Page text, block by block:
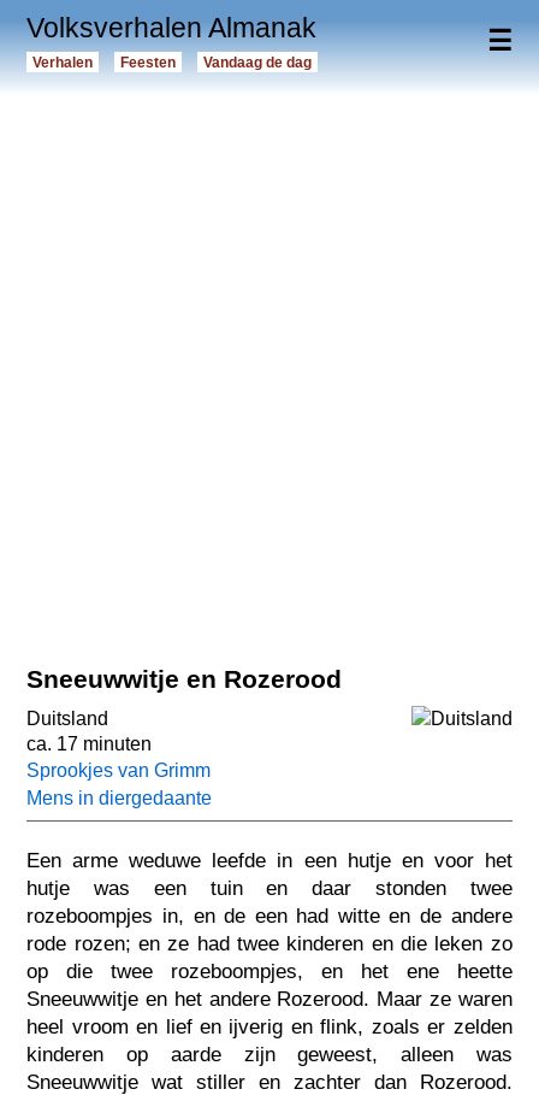
☰
Volksverhalen Almanak
Verhalen Feesten Vandaag de dag
Sneeuwwitje en Rozerood
Duitsland
ca. 17 minuten
Sprookjes van Grimm
Mens in diergedaante
Een arme weduwe leefde in een hutje en voor het
hutje was een tuin en daar stonden twee
rozeboompjes in, en de een had witte en de andere
rode rozen; en ze had twee kinderen en die leken zo
op die twee rozeboompjes, en het ene heette
Sneeuwwitje en het andere Rozerood. Maar ze waren
heel vroom en lief en ijverig en flink, zoals er zelden
kinderen op aarde zijn geweest, alleen was
Sneeuwwitje wat stiller en zachter dan Rozerood.